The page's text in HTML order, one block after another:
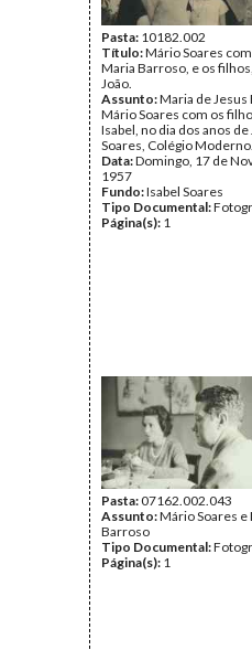
Pasta: 10182.002
Título:Mário Soares
Maria Barroso, e os
João.
Assunto:Maria de Jesus
Mário Soares com os
Isabel, no dia dos anos de
Soares, Colégio
Data:Domingo, 17 de
1957
Fundo:Isabel Soares
Tipo Documental:
Página(s): 1
Pasta:07162.002.043
Assunto:Mário Soares e
Barroso
Tipo Documental:
Página(s): 1